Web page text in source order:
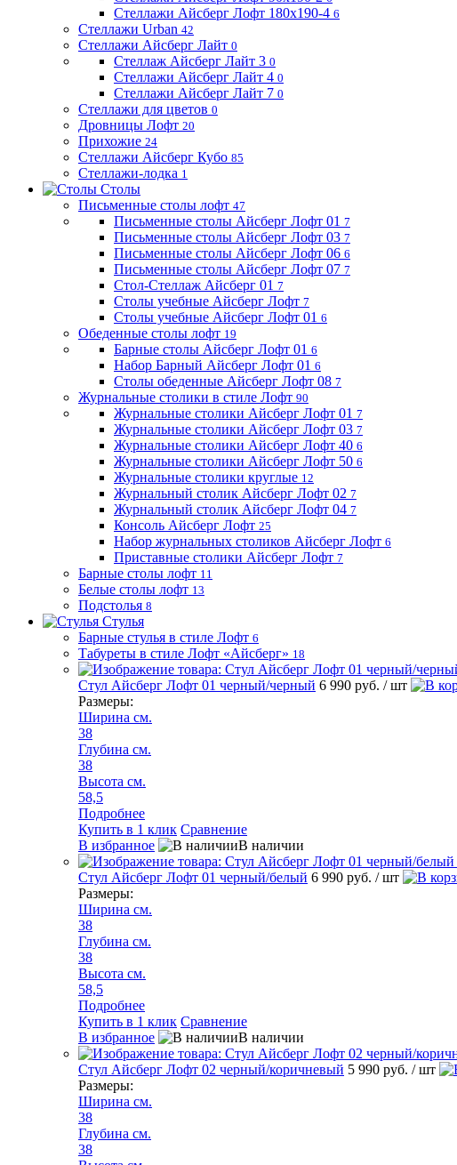
Стеллажи Айсберг Лофт 180х190-4 6
Стеллажи Urban 42
Стеллажи Айсберг Лайт 0
Стеллаж Айсберг Лайт 3 0
Стеллажи Айсберг Лайт 4 0
Стеллажи Айсберг Лайт 7 0
Стеллажи для цветов 0
Дровницы Лофт 20
Прихожие 24
Стеллажи Айсберг Кубо 85
Стеллажи-лодка 1
Столы
Письменные столы лофт 47
Письменные столы Айсберг Лофт 01 7
Письменные столы Айсберг Лофт 03 7
Письменные столы Айсберг Лофт 06 6
Письменные столы Айсберг Лофт 07 7
Стол-Стеллаж Айсберг 01 7
Столы учебные Айсберг Лофт 7
Столы учебные Айсберг Лофт 01 6
Обеденные столы лофт 19
Барные столы Айсберг Лофт 01 6
Набор Барный Айсберг Лофт 01 6
Столы обеденные Айсберг Лофт 08 7
Журнальные столики в стиле Лофт 90
Журнальные столики Айсберг Лофт 01 7
Журнальные столики Айсберг Лофт 03 7
Журнальные столики Айсберг Лофт 40 6
Журнальные столики Айсберг Лофт 50 6
Журнальные столики круглые 12
Журнальный столик Айсберг Лофт 02 7
Журнальный столик Айсберг Лофт 04 7
Консоль Айсберг Лофт 25
Набор журнальных столиков Айсберг Лофт 6
Приставные столики Айсберг Лофт 7
Барные столы лофт 11
Белые столы лофт 13
Подстолья 8
Стулья
Барные стулья в стиле Лофт 6
Табуреты в стиле Лофт «Айсберг» 18
Стул Айсберг Лофт 01 черный/черный 6 990 руб. / шт
Размеры:
Ширина см.
38
Глубина см.
38
Высота см.
58,5
Подробнее
Купить в 1 клик Сравнение
В избранное
В наличии
Стул Айсберг Лофт 01 черный/белый 6 990 руб. / шт
Размеры:
Ширина см.
38
Глубина см.
38
Высота см.
58,5
Подробнее
Купить в 1 клик Сравнение
В избранное
В наличии
Стул Айсберг Лофт 02 черный/коричневый 5 990 руб. / шт
Размеры:
Ширина см.
38
Глубина см.
38